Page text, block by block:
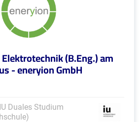
(B.Eng.) am
- eneryion GmbH
Duales Studium